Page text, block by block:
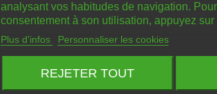
analysant vos habitudes de navigation.
consentement à son utilisation, appuyez sur
Plus d'infos Personnaliser les cookies
REJETER TOUT